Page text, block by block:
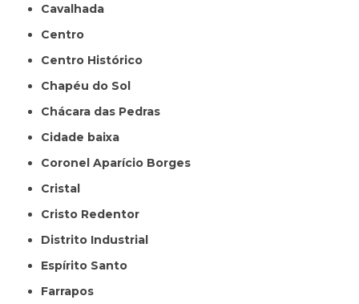
Cavalhada
Centro
Centro Histórico
Chapéu do Sol
Chácara das Pedras
Cidade baixa
Coronel Aparício Borges
Cristal
Cristo Redentor
Distrito Industrial
Espírito Santo
Farrapos